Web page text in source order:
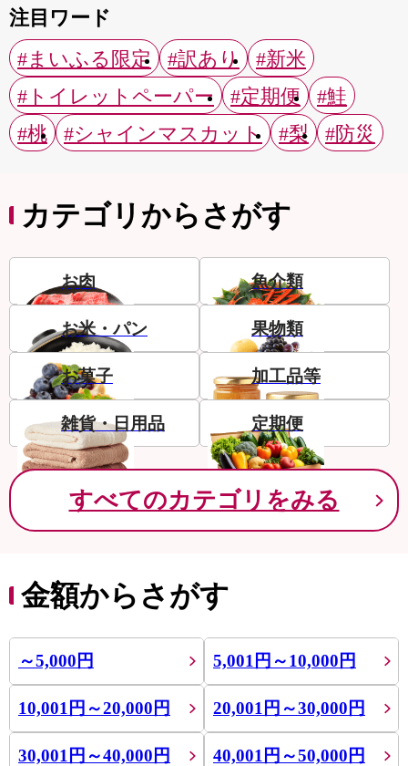
注目ワード
#まいふる限定
#訳あり
#新米
#トイレットペーパー
#定期便
#鮭
#桃
#シャインマスカット #梨 #防災
カテゴリからさがす
お肉 魚介類
お米・パン 果物類
お菓子 加工品等
雑貨・日用品 定期便
すべてのカテゴリをみる
金額からさがす
～5,000円 5,001円～10,000円
10,001円～20,000円 20,001円～30,000円
30,001円～40,000円 40,001円～50,000円